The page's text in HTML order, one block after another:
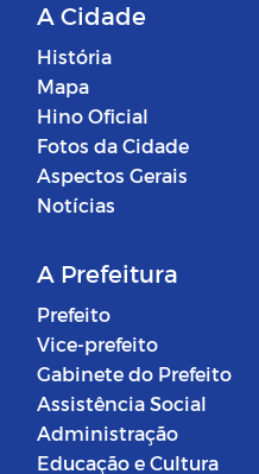
A Cidade
História
Mapa
Hino Oficial
Fotos da Cidade
Aspectos Gerais
Notícias
A Prefeitura
Prefeito
Vice-prefeito
Gabinete do Prefeito
Assistência Social
Administração
Educação e Cultura